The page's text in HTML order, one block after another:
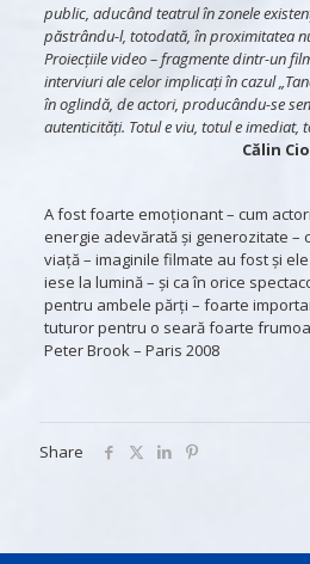
public, aducând teatrul în zonele
păstrându-l, totodată, în proximitatea
Proiecțiile video – fragmente dintr-un
interviuri ale celor implicați în cazul
în oglindă, de actori, producându-se
autenticități. Totul e viu, totul e imediat,
Călin
A fost foarte emoționant – cum
energie adevărată și generozitate –
viață – imaginile filmate au fost și
iese la lumină – și ca în orice
pentru ambele părți – foarte
tuturor pentru o seară foarte
Peter Brook– Paris 2008
Share